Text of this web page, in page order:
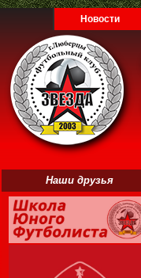
Новости
Наши друзья